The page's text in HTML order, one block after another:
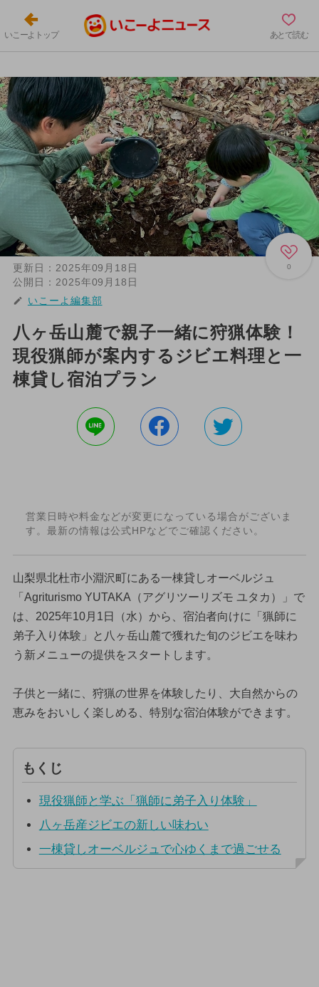
いこーよトップ あとで読む
0
更新日： 2025年09月18日
公開日： 2025年09月18日
いこーよ編集部
八ヶ岳山麓で親子一緒に狩猟体験！
現役猟師が案内するジビエ料理と一
棟貸し宿泊プラン
営業日時や料金などが変更になっている場合がございま
す。最新の情報は公式HPなどでご確認ください。
山梨県北杜市小淵沢町にある一棟貸しオーベルジュ
「Agriturismo YUTAKA（アグリツーリズモ ユタカ）」で
は、2025年10月1日（水）から、宿泊者向けに「猟師に
弟子入り体験」と八ヶ岳山麓で獲れた旬のジビエを味わ
う新メニューの提供をスタートします。
子供と一緒に、狩猟の世界を体験したり、大自然からの
恵みをおいしく楽しめる、特別な宿泊体験ができます。
もくじ
現役猟師と学ぶ「猟師に弟子入り体験」
八ヶ岳産ジビエの新しい味わい
一棟貸しオーベルジュで心ゆくまで過ごせる